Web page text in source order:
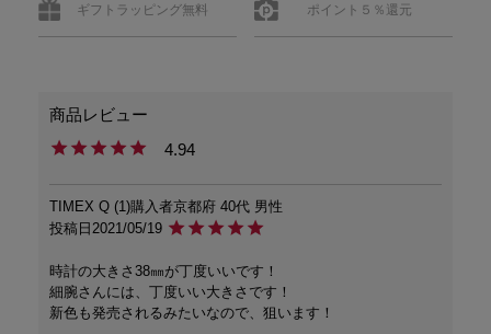
ギフトラッピング無料 ポイント５％還元
4.94
TIMEX Q 1 購入者京都府 40代 男性
投稿日 2021/05/19
時計の大きさ38㎜が丁度いいです！
細腕さんには、丁度いい大きさです！
新色も発売されるみたいなので、狙います！